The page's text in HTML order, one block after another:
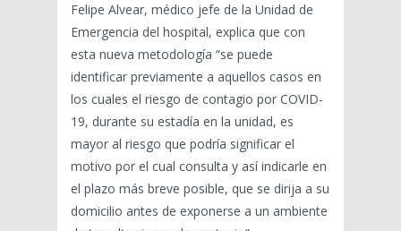
Felipe Alvear, médico jefe de la Unidad de
Emergencia del hospital, explica que con
esta nueva metodología “se puede
identificar previamente a aquellos casos en
los cuales el riesgo de contagio por COVID-
19, durante su estadía en la unidad, es
mayor al riesgo que podría significar el
motivo por el cual consulta y así indicarle en
el plazo más breve posible, que se dirija a su
domicilio antes de exponerse a un ambiente